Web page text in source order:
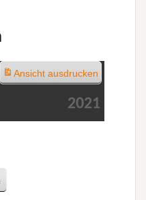
im November
2021
Ansichtausdrucken